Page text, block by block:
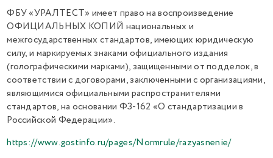
ФБУ «УРАЛТЕСТ» имеет право на воспроизведение
ОФИЦИАЛЬНЫХ КОПИЙ национальных и
межгосударственных стандартов, имеющих юридическую
силу, и маркируемых знаками официального издания
(голографическими марками), защищенными от подделок, в
соответствии с договорами, заключенными с организациями,
являющимися официальными распространителями
стандартов, на основании ФЗ-162 «О стандартизации в
Российской Федерации».
https://www.gostinfo.ru/pages/Normrule/razyasnenie/